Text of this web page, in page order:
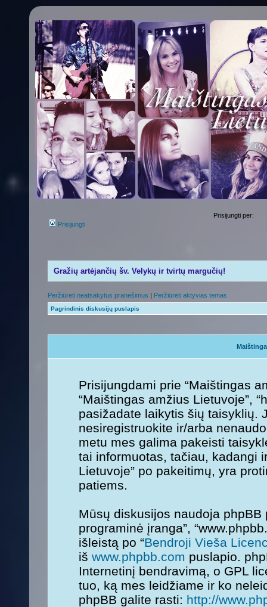
Prisijungti
Prisijungti per:
Gražių artėjančių šv. Velykų ir tvirtų margučių!
Peržiūrėti neatsakytus pranešimus | Peržiūrėti aktyvias temas
Pagrindinis diskusijų puslapis
Prisijungdami prie “Maištingas
“Maištingas amžius Lietuvoje”,
pasižadate laikytis šių taisyklių.
nesiregistruokite ir/arba
metu mes galima pakeisti
tai informuotas, tačiau, kadangi
Lietuvoje” po pakeitimų, yra
patiems.
Mūsų diskusijos naudoja phpBB
programinė įranga”,
išleistą po “Bendroji Vieša
iš www.phpbb.com puslapio.
Internetinį bendravimą, o GPL
tuo, ką mes leidžiame ir ko
phpBB galite rasti: http://